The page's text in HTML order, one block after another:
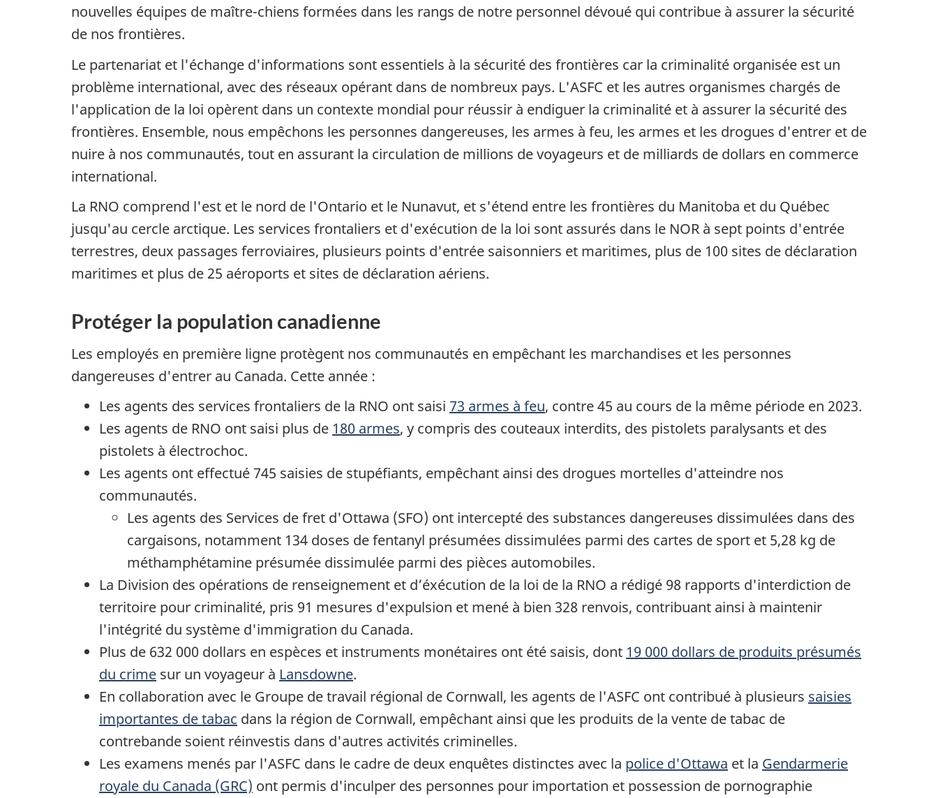
nouvelles équipes de maître-chiens formées dans les rangs de notre personnel dévoué qui contribue à assurer la sécurité
de nos frontières.
Le partenariat et l'échange d'informations sont essentiels à la sécurité des frontières car la criminalité organisée est un
problème international, avec des réseaux opérant dans de nombreux pays. L'ASFC et les autres organismes chargés de
l'application de la loi opèrent dans un contexte mondial pour réussir à endiguer la criminalité et à assurer la sécurité des
frontières. Ensemble, nous empêchons les personnes dangereuses, les armes à feu, les armes et les drogues d'entrer et de
nuire à nos communautés, tout en assurant la circulation de millions de voyageurs et de milliards de dollars en commerce
international.
La RNO comprend l'est et le nord de l'Ontario et le Nunavut, et s'étend entre les frontières du Manitoba et du Québec
jusqu'au cercle arctique. Les services frontaliers et d'exécution de la loi sont assurés dans le NOR à sept points d'entrée
terrestres, deux passages ferroviaires, plusieurs points d'entrée saisonniers et maritimes, plus de 100 sites de déclaration
maritimes et plus de 25 aéroports et sites de déclaration aériens.
Protéger la population canadienne
Les employés en première ligne protègent nos communautés en empêchant les marchandises et les personnes
dangereuses d'entrer au Canada. Cette année :
Les agents des services frontaliers de la RNO ont saisi 73 armes à feu, contre 45 au cours de la même période en 2023.
Les agents de RNO ont saisi plus de 180 armes, y compris des couteaux interdits, des pistolets paralysants et des
pistolets à électrochoc.
Les agents ont effectué 745 saisies de stupéfiants, empêchant ainsi des drogues mortelles d'atteindre nos
communautés.
Les agents des Services de fret d'Ottawa (SFO) ont intercepté des substances dangereuses dissimulées dans des
cargaisons, notamment 134 doses de fentanyl présumées dissimulées parmi des cartes de sport et 5,28 kg de
méthamphétamine présumée dissimulée parmi des pièces automobiles.
La Division des opérations de renseignement et d’éxécution de la loi de la RNO a rédigé 98 rapports d'interdiction de
territoire pour criminalité, pris 91 mesures d'expulsion et mené à bien 328 renvois, contribuant ainsi à maintenir
l'intégrité du système d'immigration du Canada.
Plus de 632 000 dollars en espèces et instruments monétaires ont été saisis, dont 19 000 dollars de produits présumés
du crime sur un voyageur à Lansdowne.
En collaboration avec le Groupe de travail régional de Cornwall, les agents de l'ASFC ont contribué à plusieurs saisies
importantes de tabac dans la région de Cornwall, empêchant ainsi que les produits de la vente de tabac de
contrebande soient réinvestis dans d'autres activités criminelles.
Les examens menés par l'ASFC dans le cadre de deux enquêtes distinctes avec la police d'Ottawa et la Gendarmerie
royale du Canada (GRC) ont permis d'inculper des personnes pour importation et possession de pornographie